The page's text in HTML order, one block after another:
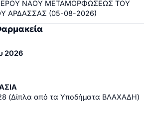
ΙΕΡΟΥ ΝΑΟΥ ΜΕΤΑΜΟΡΦΩΣΕΩΣ ΤΟΥ
ΑΡΔΑΣΣΑΣ (05-08-2026)
2026
(Δίπλα από τα Υποδήματα ΒΛΑΧΑΔΗ)